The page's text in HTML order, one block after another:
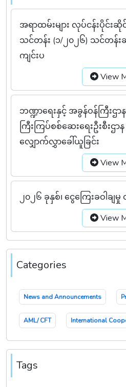
အရာထမ်းများ လုပ်ငန်းပိုင်းဆို
သင်တန်း (၁/၂၀၂၆) သင်တန်း
ကျင်းပ
View
ဘဏ္ဍာရေးနှင့် အခွန်ဝန်ကြီးဌာန
ကြီးကြပ်စစ်ဆေးရေးဦးစီးဌ
လျှောက်လွှာခေါ်ယူခြင်း
View
၂၀၂၆ ခုနှစ်၊ ငွေကြေးခဝါခ
View
Categories
News and Announcements
AML/ CFT International
Tags